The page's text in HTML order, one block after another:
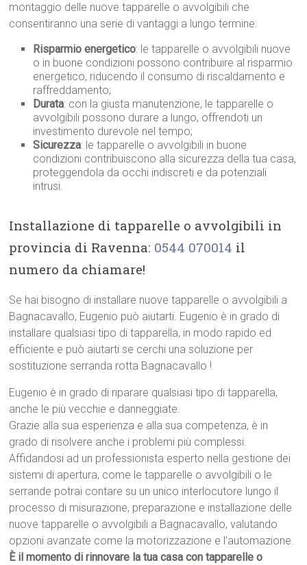
montaggio delle nuove tapparelle o avvolgibili che
consentiranno una serie di vantaggi a lungo termine:
Risparmio energetico: le tapparelle o avvolgibili nuove
o in buone condizioni possono contribuire al risparmio
energetico, riducendo il consumo di riscaldamento e
raffreddamento;
Durata: con la giusta manutenzione, le tapparelle o
avvolgibili possono durare a lungo, offrendoti un
investimento durevole nel tempo;
Sicurezza: le tapparelle o avvolgibili in buone
condizioni contribuiscono alla sicurezza della tua casa,
proteggendola da occhi indiscreti e da potenziali
intrusi.
Installazione di tapparelle o avvolgibili in
provincia di Ravenna: 0544 070014 il
numero da chiamare!
Se hai bisogno di installare nuove tapparelle o avvolgibili a
Bagnacavallo, Eugenio può aiutarti. Eugenio è in grado di
installare qualsiasi tipo di tapparella, in modo rapido ed
efficiente e può aiutarti se cerchi una soluzione per
sostituzione serranda rotta Bagnacavallo !
Eugenio è in grado di riparare qualsiasi tipo di tapparella,
anche le più vecchie e danneggiate.
Grazie alla sua esperienza e alla sua competenza, è in
grado di risolvere anche i problemi più complessi.
Affidandosi ad un professionista esperto nella gestione dei
sistemi di apertura, come le tapparelle o avvolgibili o le
serrande potrai contare su un unico interlocutore lungo il
processo di misurazione, preparazione e installazione delle
nuove tapparelle o avvolgibili a Bagnacavallo, valutando
opzioni avanzate come la motorizzazione e l’automazione.
È il momento di rinnovare la tua casa con tapparelle o